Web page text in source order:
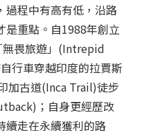
過程中有高有低，沿路
是重點。自1988年創立
無畏旅遊」(Intrepid
行車穿越印度的拉賈斯
加古道(Inca Trail)徒步
；自身更經歷改
續走在永續獲利的路